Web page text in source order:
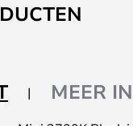
MEER